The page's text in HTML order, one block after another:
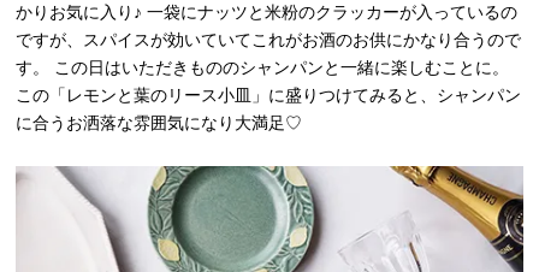
かりお気に入り♪ 一袋にナッツと米粉のクラッカーが入っているの
ですが、スパイスが効いていてこれがお酒のお供にかなり合うので
す。 この日はいただきもののシャンパンと一緒に楽しむことに。
この「レモンと葉のリース小皿」に盛りつけてみると、シャンパン
に合うお洒落な雰囲気になり大満足♡